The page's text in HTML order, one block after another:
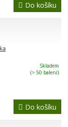
Do košíku
Skladem
(> 50 balení)
Do košíku